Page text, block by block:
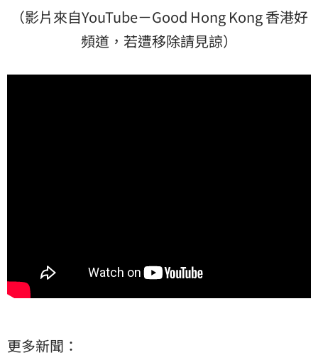
（影片來自YouTube－Good Hong Kong 香港好
頻道，若遭移除請見諒）
更多新聞：